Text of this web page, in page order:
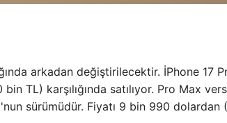
arkadan değiştirilecektir. İPhone 17
TL) karşılığında satılıyor. Pro Max
sürümüdür. Fiyatı 9 bin 990 dolardan